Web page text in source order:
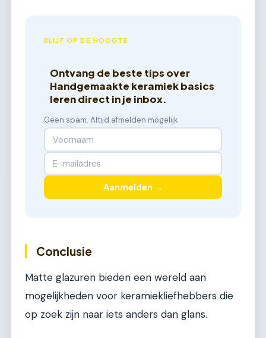
BLIJF OP DE HOOGTE
Ontvang de beste tips over
Handgemaakte keramiek basics
leren direct in je inbox.
Geen spam. Altijd afmelden mogelijk.
Aanmelden →
Conclusie
Matte glazuren bieden een wereld aan
mogelijkheden voor keramiekliefhebbers die
op zoek zijn naar iets anders dan glans.